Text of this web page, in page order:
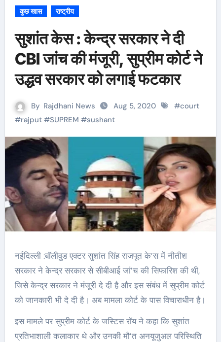
कुछ खास राष्ट्रीय
सुशांत केस : केन्द्र सरकार ने दी
CBI जांच की मंजूरी, सुप्रीम कोर्ट ने
उद्धव सरकार को लगाई फटकार
By Rajdhani News Aug 5, 2020 #court
#rajput#SUPREM #sushant
नईदिल्ली :बॉलीवुड एक्टर सुशांत सिंह राजपूत के’स में नीतीश
सरकार ने केन्द्र सरकार से सीबीआई जां’च की सिफारिश की थी,
जिसे केन्द्र सरकार ने मंजूरी दे दी है और इस संबंध में सुप्रीम कोर्ट
को जानकारी भी दे दी है। अब मामला कोर्ट के पास विचाराधीन है।
इस मामले पर सुप्रीम कोर्ट के जस्टिस रॉय ने कहा कि सुशांत
प्रतिभाशाली कलाकार थे और उनकी मौ’त अनयूजुअल परिस्थिति